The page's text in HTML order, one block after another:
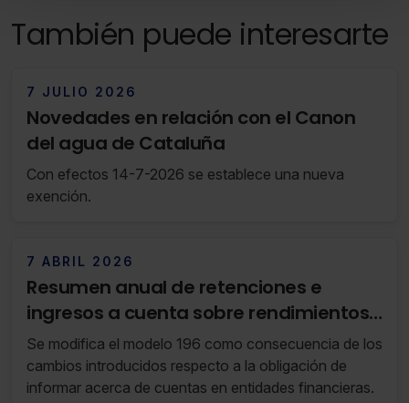
También puedes
configurarlas cookies y seleccionar
solo aquellas que quieras permitir en tu navegador. Si
indispensables para la navegación.
Saber más acerca de las cookies
También puede interesarte
7 JULIO 2026
Novedades en relación con el Canon
del agua de Cataluña
Con efectos 14-7-2026 se establece una nueva
exención.
7 ABRIL 2026
Resumen anual de retenciones e
ingresos a cuenta sobre rendimientos
del capital mobiliario en el IRPF y de
rentas por la contraprestación de
cuentas en toda clase de instituciones
Se modifica el modelo 196 como consecuencia de los
cambios introducidos respecto a la obligación de
informar acerca de cuentas en entidades financieras.